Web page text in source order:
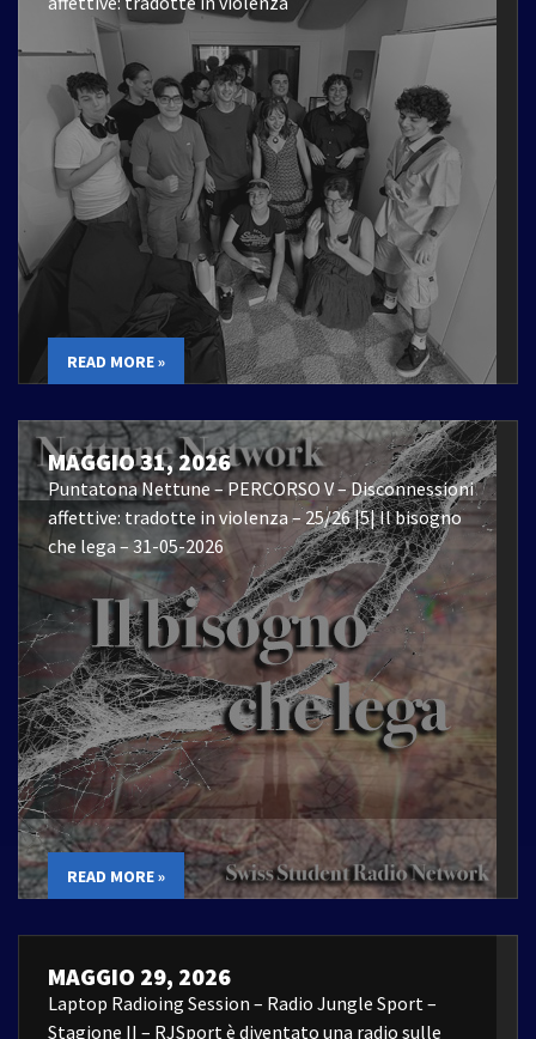
READ MORE »
MAGGIO 31, 2026
Puntatona Nettune – PERCORSO V – Disconnessioni
affettive: tradotte in violenza – 25/26 |5| Il bisogno
che lega – 31-05-2026
READ MORE »
MAGGIO 29, 2026
Laptop Radioing Session – Radio Jungle Sport –
Stagione II – RJSport è diventato una radio sulle